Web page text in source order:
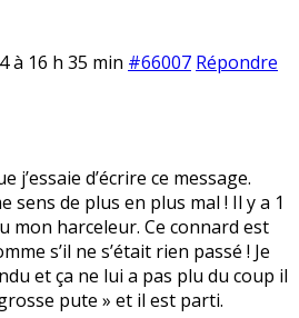
à 16 h 35 min #66007 Répondre
j’essaie d’écrire ce message.
sens de plus en plus mal ! Il y a 1
mon harceleur. Ce connard est
s’il ne s’était rien passé ! Je
et ça ne lui a pas plu du coup il
pute » et il est parti.